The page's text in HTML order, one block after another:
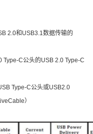
2.0和USB3.1数据传输的
Type-C公头的USB 2.0 Type-C
Type-C公头或USB2.0
）